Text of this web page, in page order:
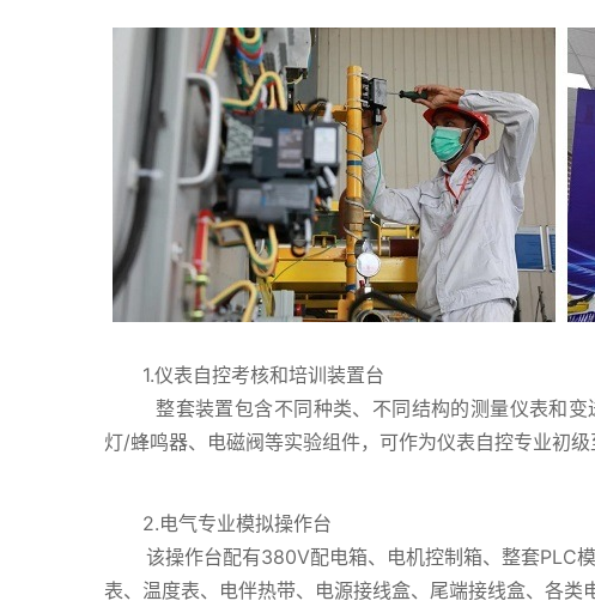
1.仪表自控考核和培训装置台
整套装置包含不同种类、不同结构的测量仪表和变
灯/蜂鸣器、电磁阀等实验组件，可作为仪表自控专业初级
2.电气专业模拟操作台
该操作台配有380V配电箱、电机控制箱、整套PLC模
表、温度表、电伴热带、电源接线盒、尾端接线盒、各类